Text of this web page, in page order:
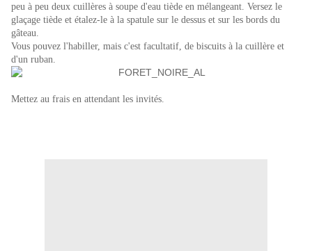
peu à peu deux cuillères à soupe d'eau tiède en mélangeant. Versez le
glaçage tiède et étalez-le à la spatule sur le dessus et sur les bords du
gâteau.
Vous pouvez l'habiller, mais c'est facultatif, de biscuits à la cuillère et
d'un ruban.
Mettez au frais en attendant les invités.